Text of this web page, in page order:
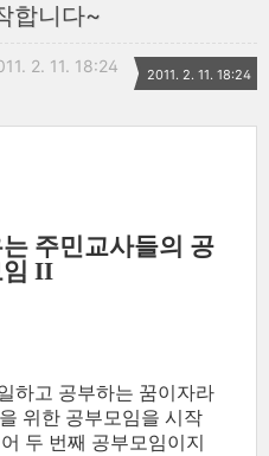
합니다~
2. 11. 18:24 2011. 2. 11. 18:24
주민교사들의 공
임 II
하고 공부하는 꿈이자라
위한 공부모임을 시작
두 번째 공부모임이지